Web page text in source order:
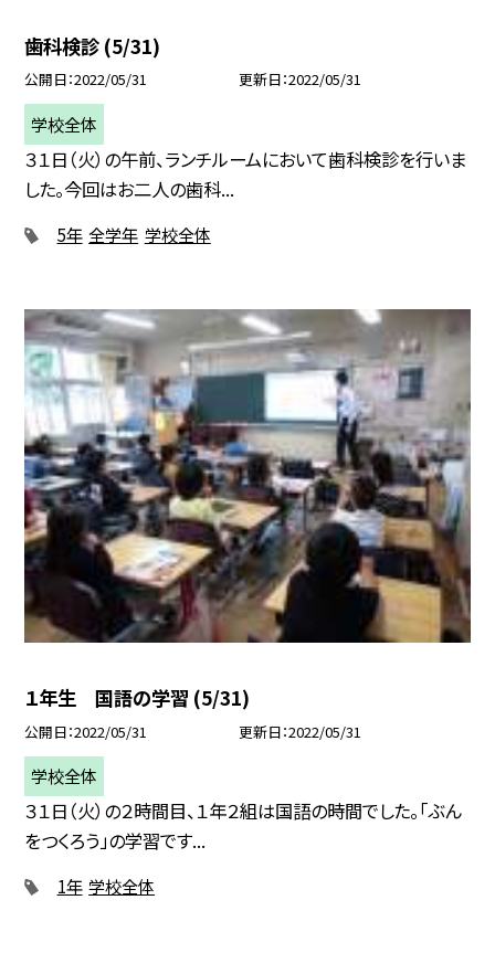
歯科検診 (5/31)
公開日 2022/05/31 更新日 2022/05/31
学校全体
３１日（火）の午前、ランチルームにおいて歯科検診を行いま
した。今回はお二人の歯科...
5年 全学年 学校全体
１年生 国語の学習 (5/31)
公開日 2022/05/31 更新日 2022/05/31
学校全体
３１日（火）の２時間目、１年２組は国語の時間でした。「ぶん
をつくろう」の学習です...
1年 学校全体